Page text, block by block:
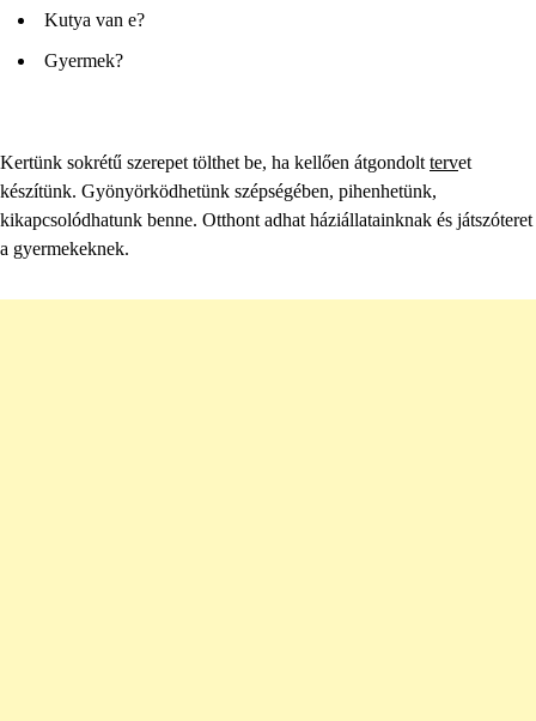
Kutya van e?
Gyermek?
Kertünk sokrétű szerepet tölthet be, ha kellően átgondolt tervet
készítünk. Gyönyörködhetünk szépségében, pihenhetünk,
kikapcsolódhatunk benne. Otthont adhat háziállatainknak és játszóteret
a gyermekeknek.